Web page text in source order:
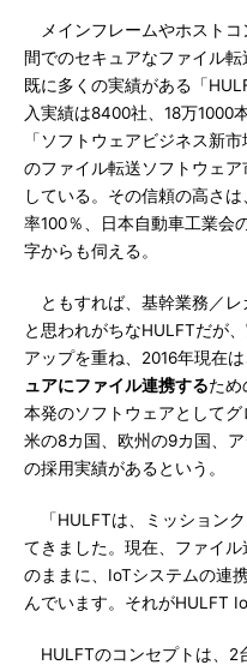
メインフレームやホストコ
間でのセキュアなファイル
既に多くの実績がある「
入実績は8400社、18万1000
「ソフトウェアビジネス新
のファイル転送ソフトウェ
している。その信頼の高さ
率100％、日本自動車工業会
字からも伺える。
ともすれば、基幹業務／レ
と思われがちなHULFTだが
アップを重ね、2016年現在
ュアにファイル連携するため
本発のソフトウェアとして
米の8カ国、欧州の9カ国、
の採用実績があるという。
「HULFTは、ミッション
てきました。現在、ファイ
のままに、IoTシステムの連
んでいます。それがHULFT
HULFTのコンセプトは、2